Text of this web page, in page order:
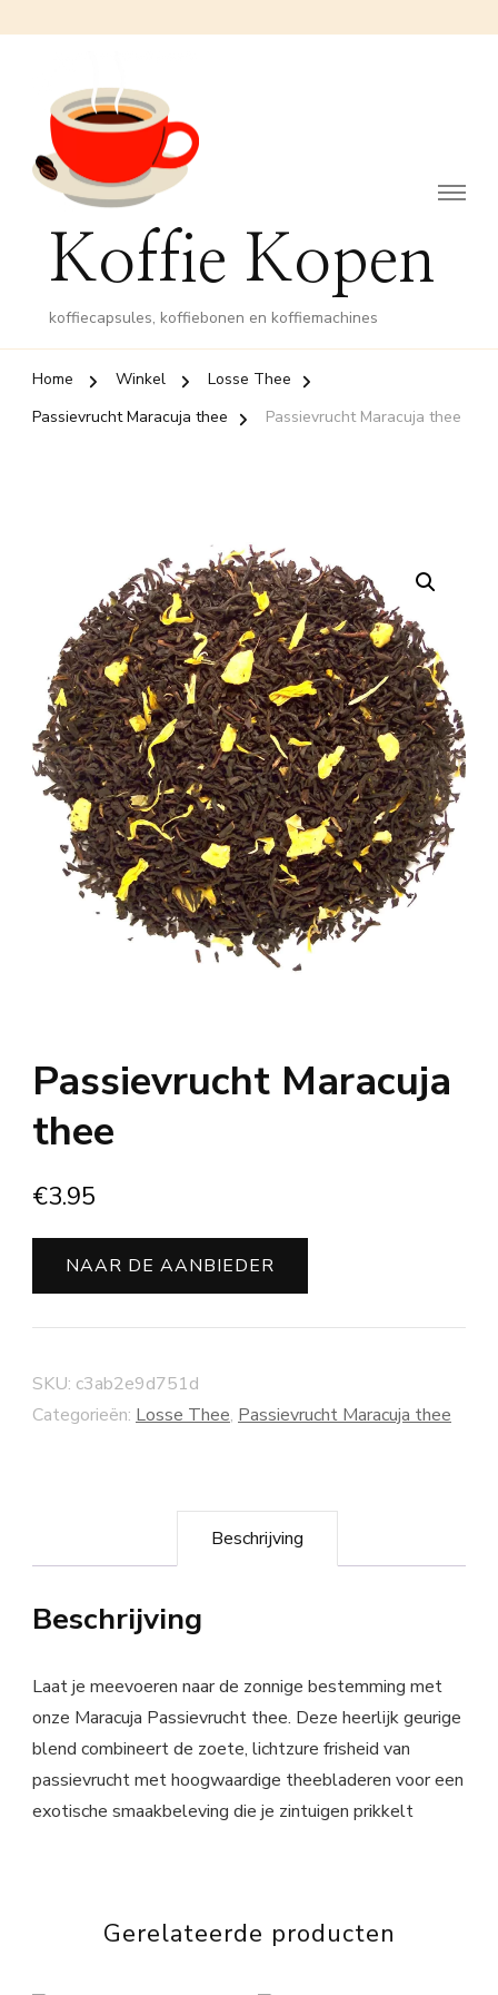
Koffie Kopen
koffiecapsules, koffiebonen en koffiemachines
Home Winkel
Losse Thee
Passievrucht Maracuja thee
Passievrucht Maracuja thee
Passievrucht Maracuja
thee
€3.95
NAAR DE AANBIEDER
SKU: c3ab2e9d751d
Categorieën: Losse Thee, Passievrucht Maracuja thee
Beschrijving
Beschrijving
Laat je meevoeren naar de zonnige bestemming met
onze Maracuja Passievrucht thee. Deze heerlijk geurige
blend combineert de zoete, lichtzure frisheid van
passievrucht met hoogwaardige theebladeren voor een
exotische smaakbeleving die je zintuigen prikkelt
Gerelateerde producten